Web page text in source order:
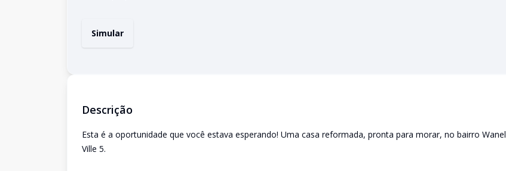
Simular
Descrição
Esta é a oportunidade que você estava esperando! Uma casa reformada, pronta para morar, no bairro Wanel
Ville 5.